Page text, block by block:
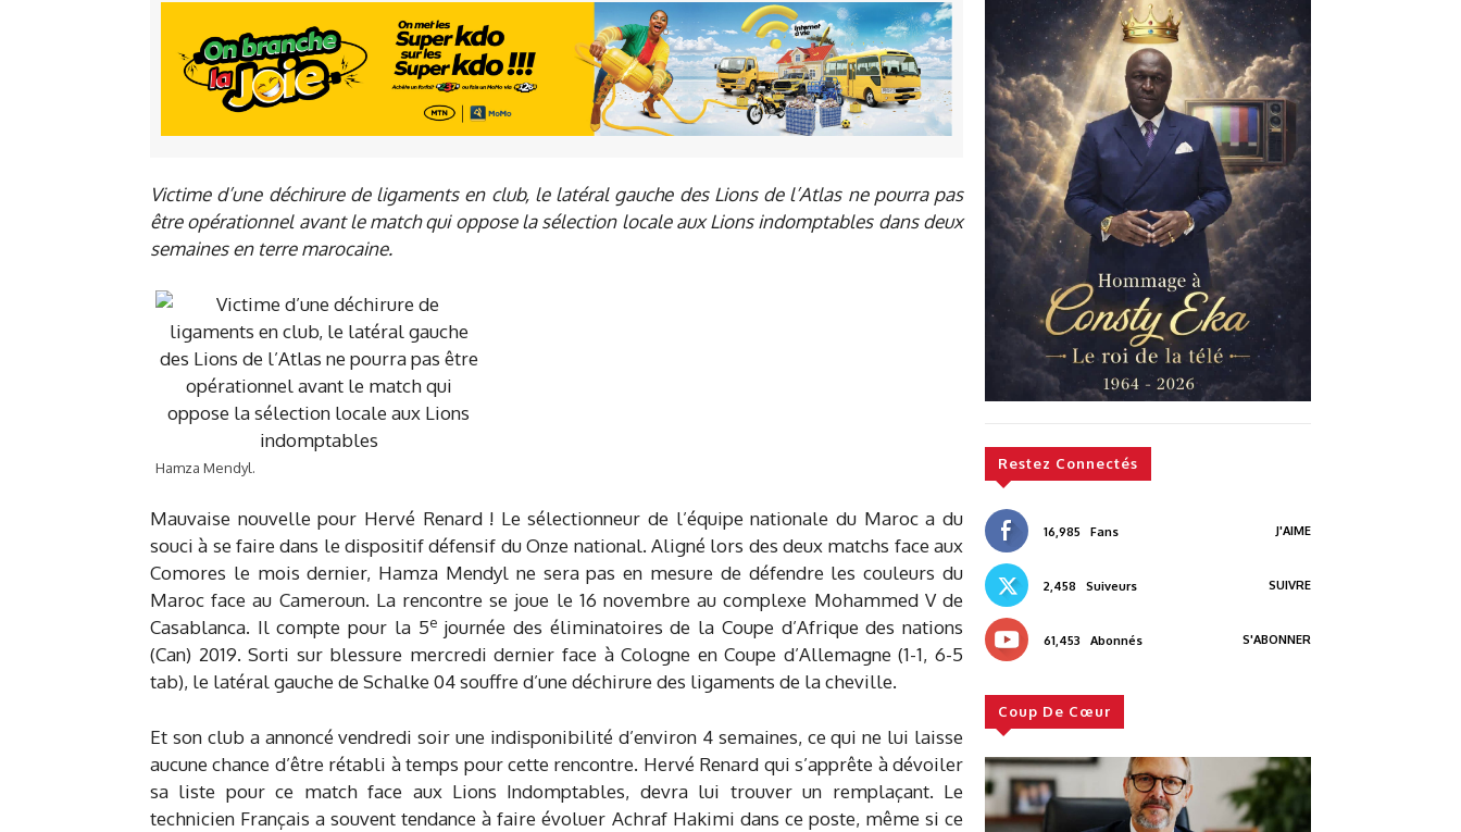
Victime d’une déchirure de ligaments en club, le latéral gauche des Lions de l’Atlas ne pourra pas
être opérationnel avant le match qui oppose la sélection locale aux Lions indomptables dans deux
semaines en terre marocaine.
Hamza Mendyl.
Mauvaise nouvelle pour Hervé Renard ! Le sélectionneur de l’équipe nationale du Maroc a du
souci à se faire dans le dispositif défensif du Onze national. Aligné lors des deux matchs face aux
Comores le mois dernier, Hamza Mendyl ne sera pas en mesure de défendre les couleurs du
Maroc face au Cameroun. La rencontre se joue le 16 novembre au complexe Mohammed V de
Casablanca. Il compte pour la 5ejournée des éliminatoires de la Coupe d’Afrique des nations
(Can) 2019. Sorti sur blessure mercredi dernier face à Cologne en Coupe d’Allemagne (1-1, 6-5
tab), le latéral gauche de Schalke 04 souffre d’une déchirure des ligaments de la cheville.
Et son club a annoncé vendredi soir une indisponibilité d’environ 4 semaines, ce qui ne lui laisse
aucune chance d’être rétabli à temps pour cette rencontre. Hervé Renard qui s’apprête à dévoiler
sa liste pour ce match face aux Lions Indomptables, devra lui trouver un remplaçant. Le
technicien Français a souvent tendance à faire évoluer Achraf Hakimi dans ce poste, même si ce
Restez Connectés
16,985 Fans J'AIME
2,458 Suiveurs SUIVRE
61,453 Abonnés S'ABONNER
Coup De Cœur